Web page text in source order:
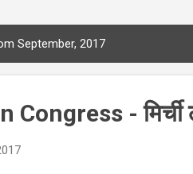
September, 2017
Congress - मिर्ची